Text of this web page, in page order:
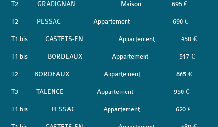
T2 GRADIGNAN Maison 695 €
T2 PESSAC Appartement 690 €
T1 bis CASTETS-EN .. Appartement 450 €
T1 bis BORDEAUX Appartement 547 €
T2 BORDEAUX Appartement 865 €
T3 TALENCE Appartement 950 €
T1 bis PESSAC Appartement 620 €